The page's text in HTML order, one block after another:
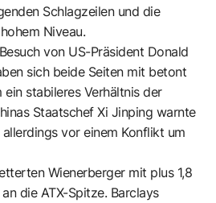
Schlagzeilen und die
Niveau.
von US-Präsident Donald
sich beide Seiten mit betont
stabileres Verhältnis der
Staatschef Xi Jinping warnte
vor einem Konflikt um
Wienerberger mit plus 1,8
die ATX-Spitze. Barclays